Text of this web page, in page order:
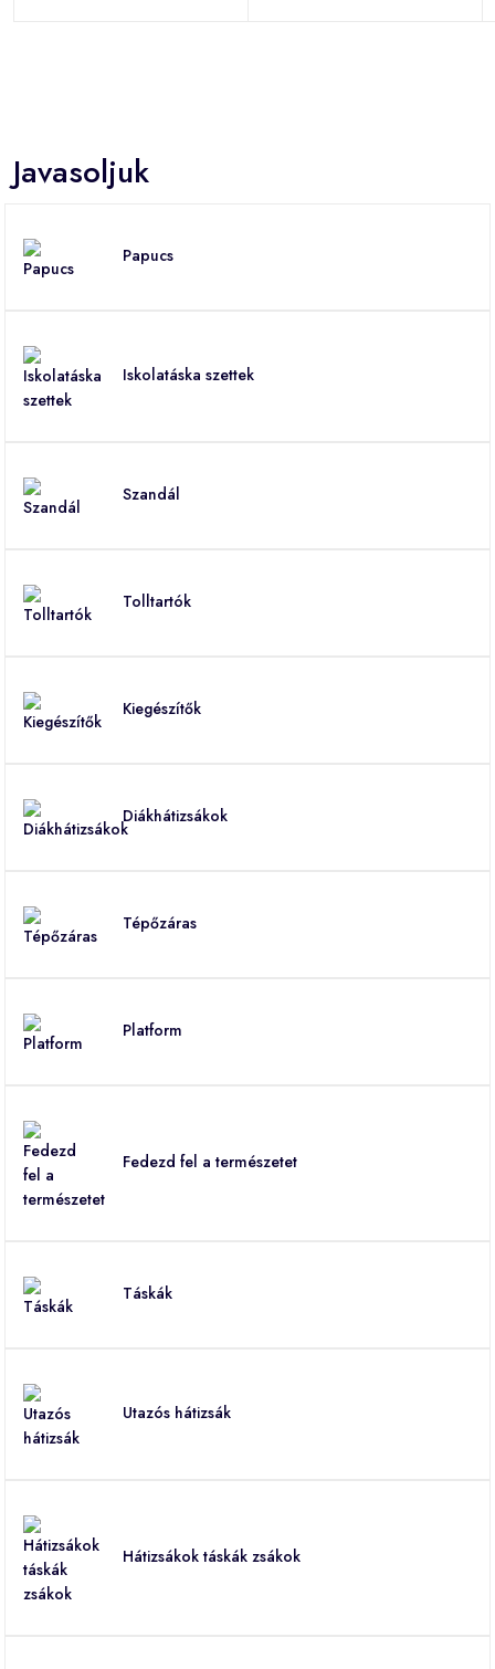
Javasoljuk
Papucs
Iskolatáska szettek
Szandál
Tolltartók
Kiegészítők
Diákhátizsákok
Tépőzáras
Platform
Fedezd fel a természetet
Táskák
Utazós hátizsák
Hátizsákok táskák zsákok